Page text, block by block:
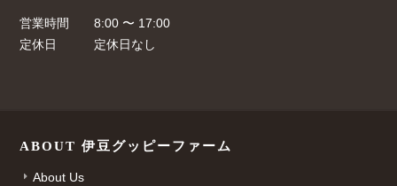
営業時間
8:00 〜 17:00
定休日
定休日なし
ABOUT 伊豆グッピーファーム
About Us